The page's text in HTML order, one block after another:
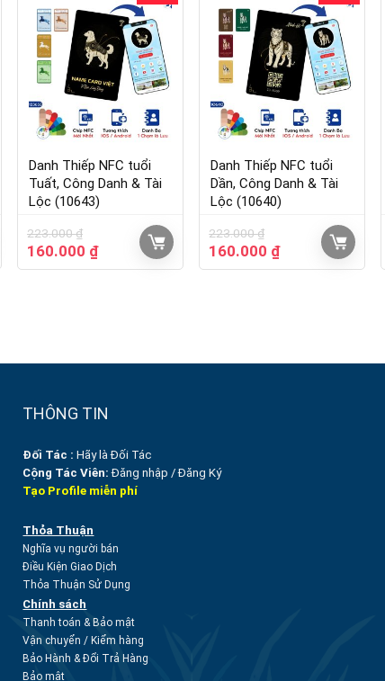
Danh Thiếp NFC tuổi
Tuất, Công Danh & Tài
Lộc (10643)
223.000₫
160.000 ₫
Danh Thiếp NFC tuổi
Dần, Công Danh & Tài
Lộc (10640)
223.000₫
160.000 ₫
THÔNG TIN
Đối Tác :Hãy là Đối Tác
Cộng Tác Viên: Đăng nhập /Đăng Ký
Tạo Profile miễn phí
Thỏa Thuận
Nghĩa vụ người bán
Điều Kiện Giao Dịch
Thỏa Thuận Sử Dụng
Chính sách
Thanh toán & Bảo mật
Vận chuyển / Kiểm hàng
Bảo Hành & Đổi Trả Hàng
Bảo mật